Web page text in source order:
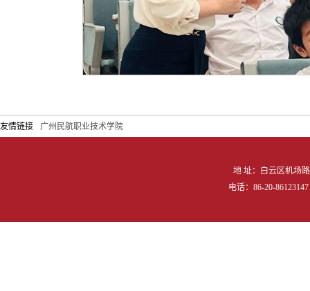
友情链接 广州民航职业技术学院
地 址：白云区机场
电话：86-20-